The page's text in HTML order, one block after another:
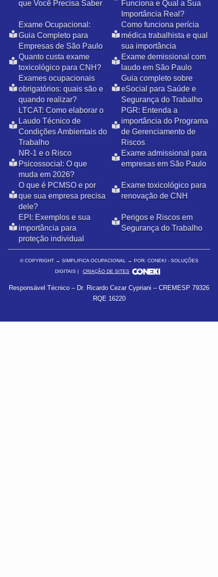
que Você Precisa Saber
Funciona e Qual a Sua
Importância Real?
Exame Ocupacional:
Guia Completo para
Empresas de São Paulo
Como funciona perícia
médica trabalhista e qual
sua importância
Quanto custa exame
toxicológico para CNH?
Exame demissional com
laudo em São Paulo
Exames ocupacionais
obrigatórios: quais são e
quando realizar?
Guia completo sobre
eSocial para Saúde e
Segurança do Trabalho
LTCAT: Como elaborar o
Laudo Técnico de
Condições Ambientais do
Trabalho
PGR: Entenda a
importância do Programa
de Gerenciamento de
Riscos
NR-1 e o Risco
Psicossocial: O que
muda em 2026?
Exame admissional para
empresas em São Paulo
O que é PCMSO e por
que sua empresa precisa
dele?
Exame toxicológico para
renovação de CNH
EPI: Exemplos e sua
importância para
proteção individual
Perigos e Riscos em
Segurança do Trabalho
© COPYRIGHT → SIMPLIFICA OCUPACIONAL → POR: CONEKI - SOLUÇÕES
DIGITAIS |
CRIAÇÃO DE SITES
Responsável Técnico – Dr. Ricardo Cezar Cypriani – CREMESP 79326
RQE 16220